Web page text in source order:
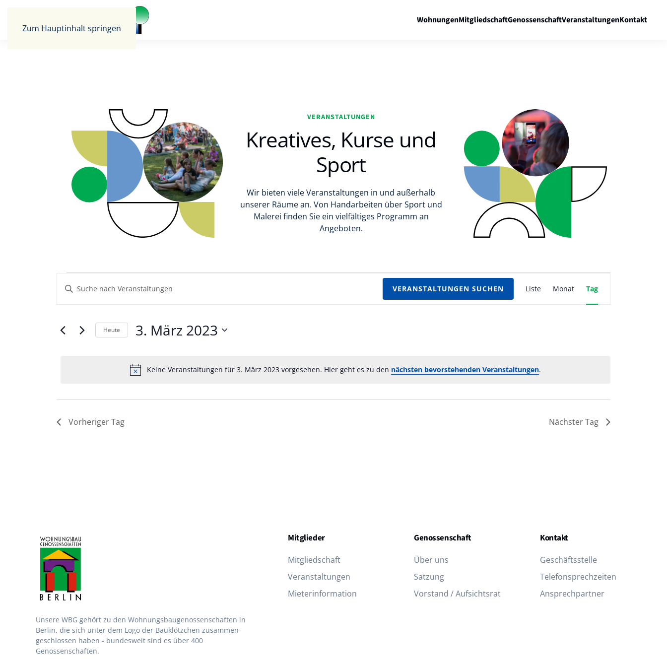
Zum Hauptinhalt springen
WohnungenMitgliedschaftGenossenschaftVeranstaltungenKontakt
VERANSTALTUNGEN
Kreatives, Kurse und
Sport
Wir bieten viele Veranstaltungen in und außerhalb
unserer Räume an. Von Handarbeiten über Sport und
Malerei finden Sie ein vielfältiges Programm an
Angeboten.
Veranstaltungen
für
3.
Hinweis
Keine Veranstaltungen für 3. März 2023 vorgesehen. Hier geht es zu den nächsten bevorstehenden Veranstaltungen.
Veranstaltungen
Such-
und
Ansichtennavigation
Geben
Schlüsselwort.
Suche
VERANSTALTUNGEN SUCHEN
Ansichten-
Liste Monat Tag
Heute 3. März 2023
Vorheriger Tag Nächster Tag
Unsere WBG gehört zu den Wohnungsbau­genossen­schaften in
Berlin, die sich unter dem Logo der Bau­klötzchen zusammen­
geschlossen haben - bundesweit sind es über 400
Genossenschaften.
Mitglieder
Mitgliedschaft
Veranstaltungen
Mieterinformation
Genossenschaft
Über uns
Satzung
Vorstand / Aufsichtsrat
Kontakt
Geschäftsstelle
Telefon­sprechzeiten
Ansprechpartner